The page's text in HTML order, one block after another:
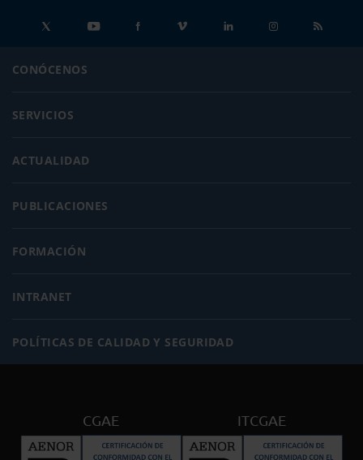
CONÓCENOS
SERVICIOS
ACTUALIDAD
PUBLICACIONES
FORMACIÓN
INTRANET
POLÍTICAS DE CALIDAD Y SEGURIDAD
CGAE ITCGAE